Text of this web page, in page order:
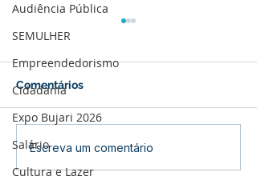
Audiência Pública
SEMULHER
Empreendedorismo
Cidadania
Expo Bujari 2026
Salário
Cultura e Lazer
Bujari intensifica
combate às endemias
Comentários
Escreva um comentário